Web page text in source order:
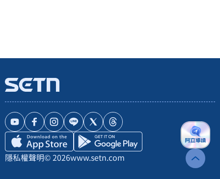
隱私權聲明© 2026www.setn.com